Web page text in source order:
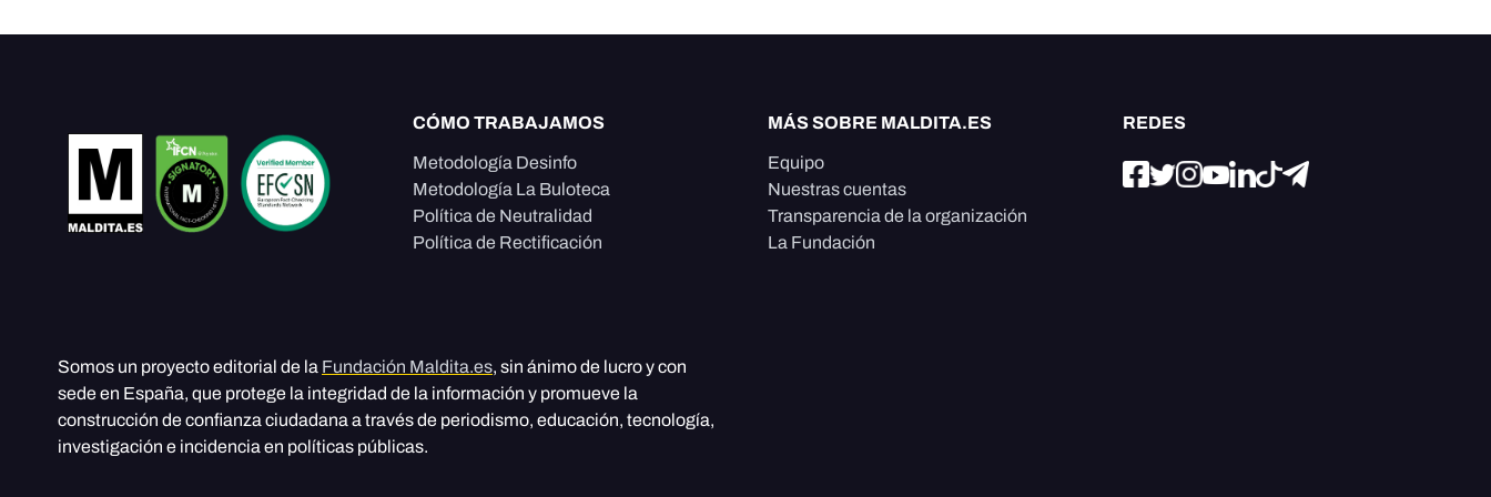
CÓMO TRABAJAMOS
Metodología Desinfo
Metodología La Buloteca
Política de Neutralidad
Política de Rectificación
MÁS SOBRE MALDITA.ES
Equipo
Nuestras cuentas
Transparencia de la organización
La Fundación
REDES
Somos un proyecto editorial de la Fundación Maldita.es, sin ánimo de lucro y con
sede en España, que protege la integridad de la información y promueve la
construcción de confianza ciudadana a través de periodismo, educación, tecnología,
investigación e incidencia en políticas públicas.